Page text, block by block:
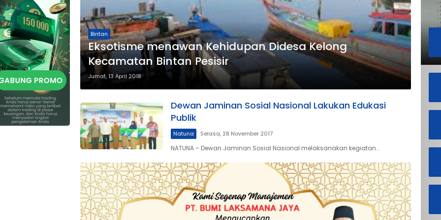
Bintan
Eksotisme menawan Kehidupan Didesa Kelong
Kecamatan Bintan Pesisir
Jumat, 13 April 2018
Dewan Jaminan Sosial Nasional Lakukan Edukasi
Publik
Natuna Selasa, 28 November 2017
NATUNA – Dewan Jaminan Sosial Nasional melaksanakan kegiatan…